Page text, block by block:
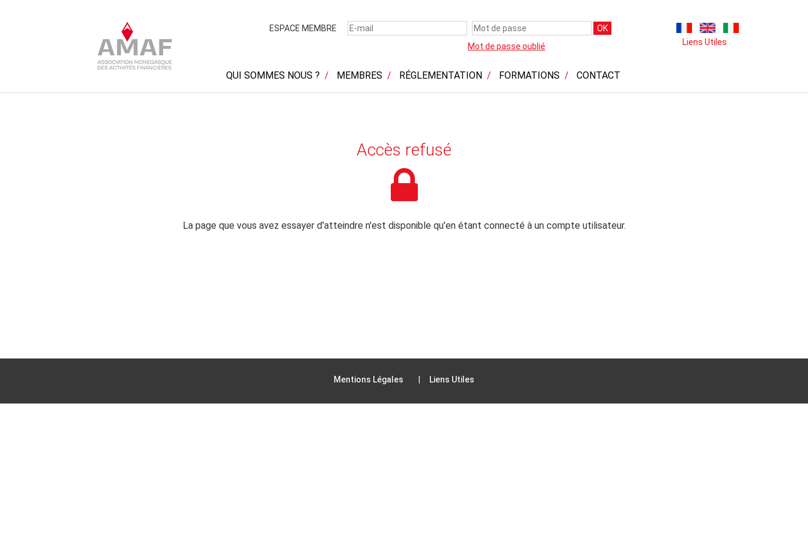
ESPACE MEMBRE
OK
Mot de passe oublié
Liens Utiles
QUI SOMMES NOUS ? MEMBRES RÉGLEMENTATION FORMATIONS CONTACT
Accès refusé
La page que vous avez essayer d'atteindre n'est disponible qu'en étant connecté à un compte utilisateur.
Mentions Légales Liens Utiles